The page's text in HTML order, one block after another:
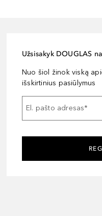
Užsisakyk DOUGLAS
Nuo šiol žinok viską
išskirtinius pasiūlymus
El. pašto adresas*